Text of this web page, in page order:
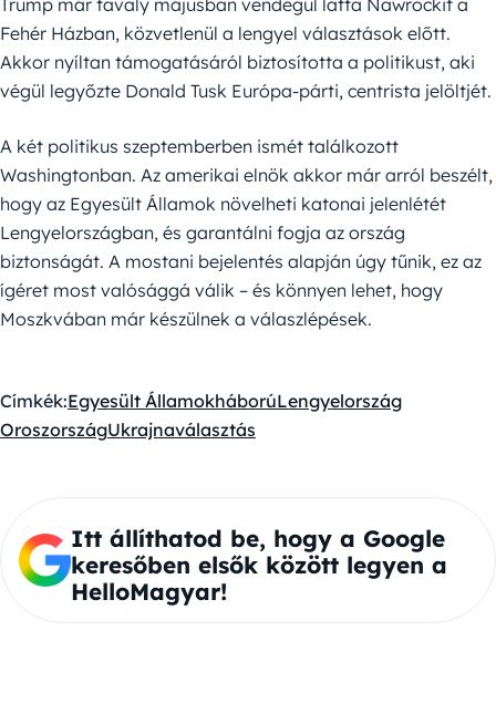
Fehér Házban, közvetlenül a lengyel választások előtt.
Akkor nyíltan támogatásáról biztosította a politikust, aki
végül legyőzte Donald Tusk Európa-párti, centrista jelöltjét.
A két politikus szeptemberben ismét találkozott
Washingtonban. Az amerikai elnök akkor már arról beszélt,
hogy az Egyesült Államok növelheti katonai jelenlétét
Lengyelországban, és garantálni fogja az ország
biztonságát. A mostani bejelentés alapján úgy tűnik, ez az
ígéret most valósággá válik – és könnyen lehet, hogy
Moszkvában már készülnek a válaszlépések.
Címkék:Egyesült ÁllamokháborúLengyelország
OroszországUkrajnaválasztás
Itt állíthatod be, hogy a Google
keresőben elsők között legyen a
HelloMagyar!